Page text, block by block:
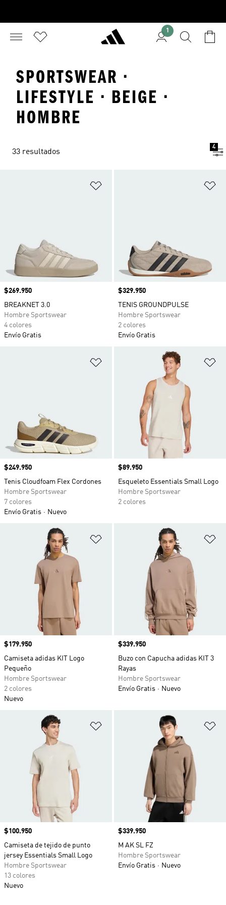
1
SPORTSWEAR ·
LIFESTYLE · BEIGE ·
HOMBRE
33 resultados
4
Precio
$269.950
BREAKNET 3.0
Hombre Sportswear
4 colores
Envío Gratis
Precio
$329.950
TENIS GROUNDPULSE
Hombre Sportswear
2 colores
Envío Gratis
Añadir a la lista de deseos
Precio
$249.950
Tenis Cloudfoam Flex Cordones
Hombre Sportswear
7 colores
Envío Gratis
Nuevo
Precio
$89.950
Esqueleto Essentials Small Logo
Hombre Sportswear
2 colores
Añadir a la lista de deseos
Precio
$179.950
Camiseta adidas KIT Logo
Pequeño
Hombre Sportswear
2 colores
Nuevo
Precio
$339.950
Buzo con Capucha adidas KIT 3
Rayas
Hombre Sportswear
Envío Gratis
Nuevo
Añadir a la lista de deseos
Precio
$100.950
Camiseta de tejido de punto
jersey Essentials Small Logo
Hombre Sportswear
13 colores
Nuevo
Precio
$339.950
M AK SL FZ
Hombre Sportswear
Envío Gratis
Nuevo